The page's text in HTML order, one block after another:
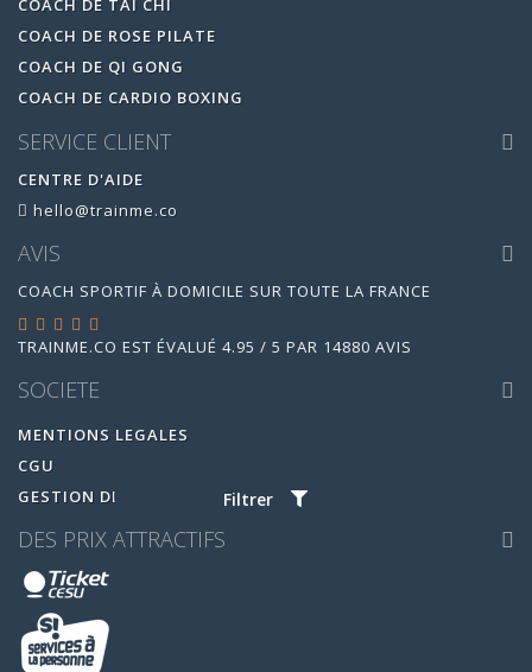
Filtrer
COACH DE TAI CHI
COACH DE ROSE PILATE
COACH DE QI GONG
COACH DE CARDIO BOXING
SERVICE CLIENT
CENTRE D'AIDE
hello@trainme.co
AVIS
COACH SPORTIF À DOMICILE SUR TOUTE LA FRANCE
TRAINME.CO EST ÉVALUÉ 4.95 / 5 PAR 14880 AVIS
SOCIETE
MENTIONS LEGALES
CGU
GESTION DES COOKIES
DES PRIX ATTRACTIFS